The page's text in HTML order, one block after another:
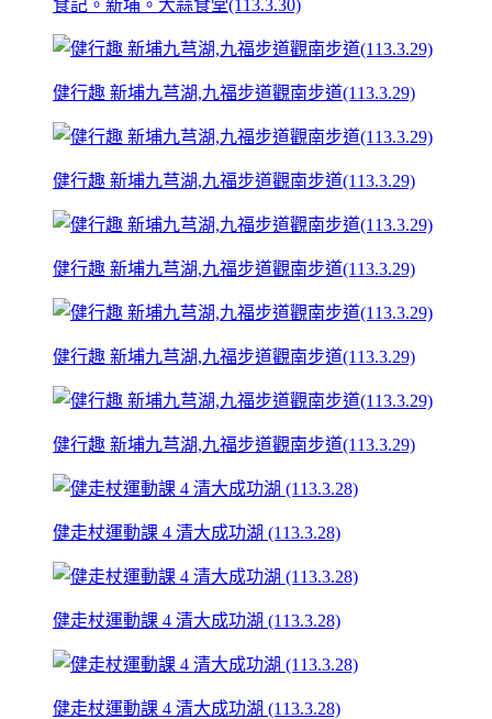
食記。新埔。大蒜食堂(113.3.30)
健行趣 新埔九芎湖,九福步道觀南步道(113.3.29)
健行趣 新埔九芎湖,九福步道觀南步道(113.3.29)
健行趣 新埔九芎湖,九福步道觀南步道(113.3.29)
健行趣 新埔九芎湖,九福步道觀南步道(113.3.29)
健行趣 新埔九芎湖,九福步道觀南步道(113.3.29)
健走杖運動課 4 清大成功湖 (113.3.28)
健走杖運動課 4 清大成功湖 (113.3.28)
健走杖運動課 4 清大成功湖 (113.3.28)